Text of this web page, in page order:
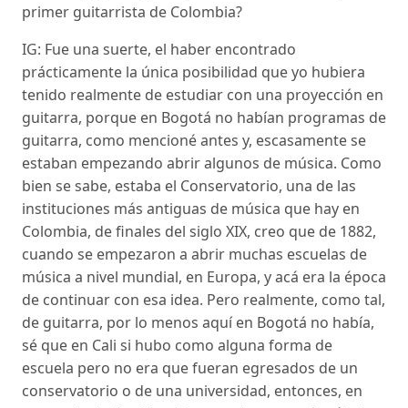
primer guitarrista de Colombia?
IG: Fue una suerte, el haber encontrado
prácticamente la única posibilidad que yo hubiera
tenido realmente de estudiar con una proyección en
guitarra, porque en Bogotá no habían programas de
guitarra, como mencioné antes y, escasamente se
estaban empezando abrir algunos de música. Como
bien se sabe, estaba el Conservatorio, una de las
instituciones más antiguas de música que hay en
Colombia, de finales del siglo XIX, creo que de 1882,
cuando se empezaron a abrir muchas escuelas de
música a nivel mundial, en Europa, y acá era la época
de continuar con esa idea. Pero realmente, como tal,
de guitarra, por lo menos aquí en Bogotá no había,
sé que en Cali si hubo como alguna forma de
escuela pero no era que fueran egresados de un
conservatorio o de una universidad, entonces, en